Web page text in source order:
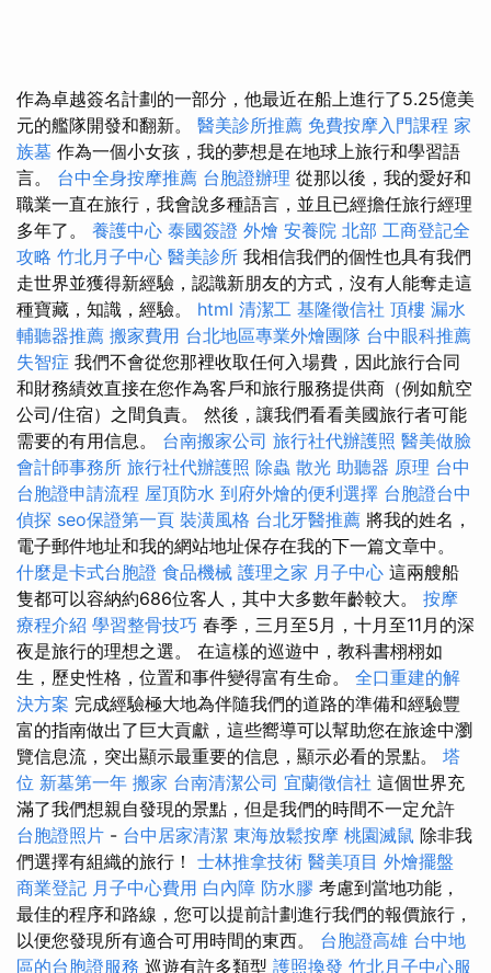
作為卓越簽名計劃的一部分，他最近在船上進行了5.25億美
元的艦隊開發和翻新。 醫美診所推薦 免費按摩入門課程 家
族墓 作為一個小女孩，我的夢想是在地球上旅行和學習語
言。 台中全身按摩推薦 台胞證辦理 從那以後，我的愛好和
職業一直在旅行，我會說多種語言，並且已經擔任旅行經理
多年了。 養護中心 泰國簽證 外燴 安養院 北部 工商登記全
攻略 竹北月子中心 醫美診所 我相信我們的個性也具有我們
走世界並獲得新經驗，認識新朋友的方式，沒有人能奪走這
種寶藏，知識，經驗。 html 清潔工 基隆徵信社 頂樓 漏水
輔聽器推薦 搬家費用 台北地區專業外燴團隊 台中眼科推薦
失智症 我們不會從您那裡收取任何入場費，因此旅行合同
和財務績效直接在您作為客戶和旅行服務提供商（例如航空
公司/住宿）之間負責。 然後，讓我們看看美國旅行者可能
需要的有用信息。 台南搬家公司 旅行社代辦護照 醫美做臉
會計師事務所 旅行社代辦護照 除蟲 散光 助聽器 原理 台中
台胞證申請流程 屋頂防水 到府外燴的便利選擇 台胞證台中
偵探 seo保證第一頁 裝潢風格 台北牙醫推薦 將我的姓名，
電子郵件地址和我的網站地址保存在我的下一篇文章中。
什麼是卡式台胞證 食品機械 護理之家 月子中心 這兩艘船
隻都可以容納約686位客人，其中大多數年齡較大。 按摩
療程介紹 學習整骨技巧 春季，三月至5月，十月至11月的深
夜是旅行的理想之選。 在這樣的巡遊中，教科書栩栩如
生，歷史性格，位置和事件變得富有生命。 全口重建的解
決方案 完成經驗極大地為伴隨我們的道路的準備和經驗豐
富的指南做出了巨大貢獻，這些嚮導可以幫助您在旅途中瀏
覽信息流，突出顯示最重要的信息，顯示必看的景點。 塔
位 新墓第一年 搬家 台南清潔公司 宜蘭徵信社 這個世界充
滿了我們想親自發現的景點，但是我們的時間不一定允許
台胞證照片 - 台中居家清潔 東海放鬆按摩 桃園滅鼠 除非我
們選擇有組織的旅行！ 士林推拿技術 醫美項目 外燴擺盤
商業登記 月子中心費用 白內障 防水膠 考慮到當地功能，
最佳的程序和路線，您可以提前計劃進行我們的報價旅行，
以便您發現所有適合可用時間的東西。 台胞證高雄 台中地
區的台胞證服務 巡遊有許多類型 護照換發 竹北月子中心服